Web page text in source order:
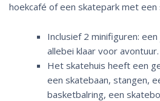
hoekcafé of een skatepark met een
Inclusief 2 minifiguren:
allebei klaar voor avontuur.
Het skatehuis heeft een
een skatebaan, stangen,
basketbalring, een